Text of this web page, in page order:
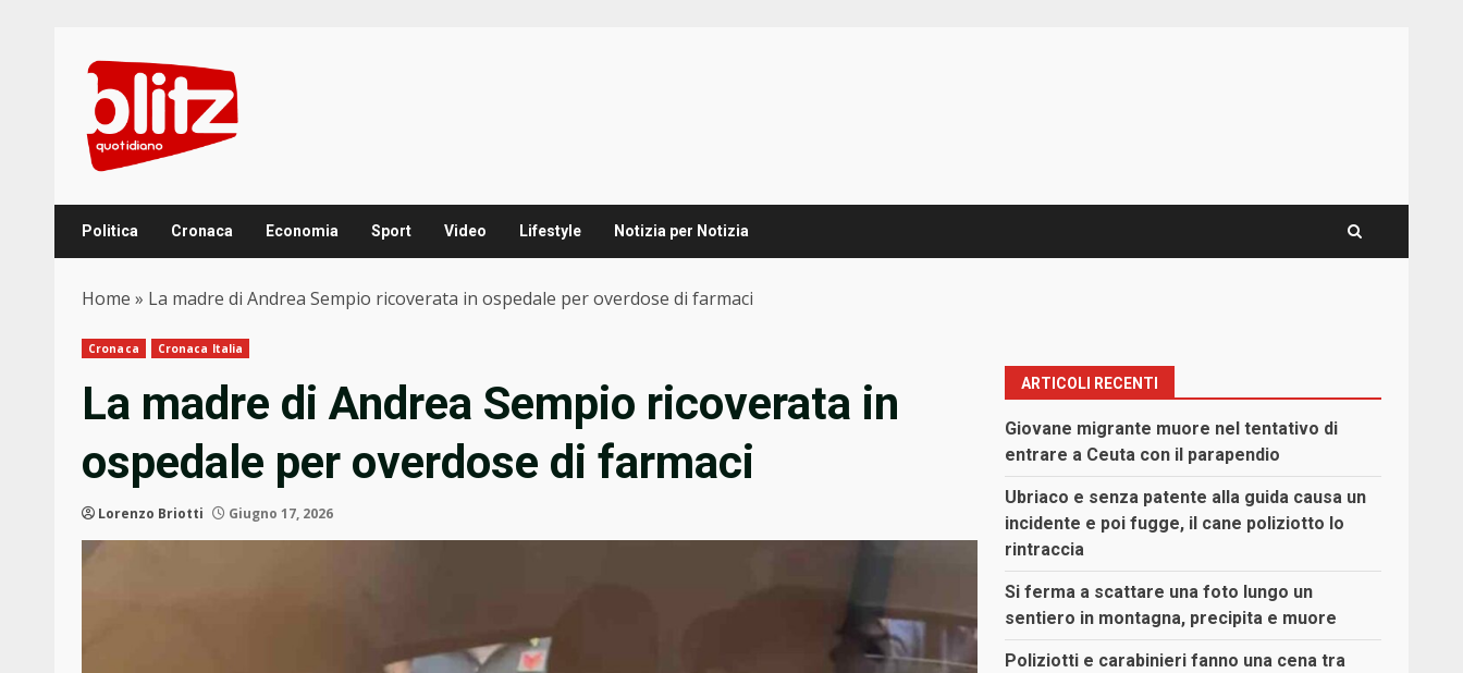
content
Politica Cronaca Economia Sport Video Lifestyle Notizia per Notizia
Home » La madre di Andrea Sempio ricoverata in ospedale per overdose di farmaci
Cronaca Cronaca Italia
La madre di Andrea Sempio ricoverata in
ospedale per overdose di farmaci
Lorenzo Briotti Giugno 17, 2026
ARTICOLI RECENTI
Giovane migrante muore nel tentativo di
entrare a Ceuta con il parapendio
Ubriaco e senza patente alla guida causa un
incidente e poi fugge, il cane poliziotto lo
rintraccia
Si ferma a scattare una foto lungo un
sentiero in montagna, precipita e muore
Poliziotti e carabinieri fanno una cena tra